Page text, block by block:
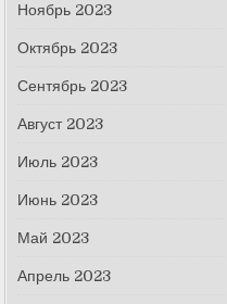
Ноябрь 2023
Октябрь 2023
Сентябрь 2023
Август 2023
Июль 2023
Июнь 2023
Май 2023
Апрель 2023